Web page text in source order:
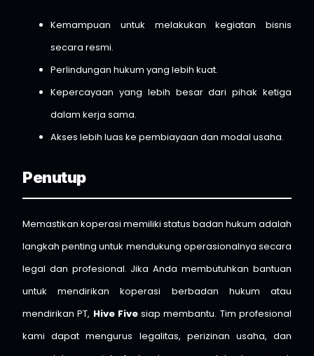
Kemampuan untuk melakukan kegiatan bisnis
secara resmi.
Perlindungan hukum yang lebih kuat.
Kepercayaan yang lebih besar dari pihak ketiga
dalam kerja sama.
Akses lebih luas ke pembiayaan dan modal usaha.
Penutup
Memastikan koperasi memiliki status badan hukum adalah
langkah penting untuk mendukung operasionalnya secara
legal dan profesional. Jika Anda membutuhkan bantuan
untuk mendirikan koperasi berbadan hukum atau
mendirikan PT, Hive Fivesiap membantu. Tim profesional
kami dapat mengurus legalitas, perizinan usaha, dan